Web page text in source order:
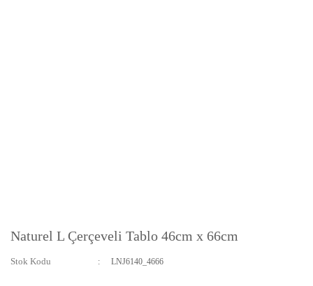
Naturel L Çerçeveli Tablo 46cm x 66cm
Stok Kodu LNJ6140_4666